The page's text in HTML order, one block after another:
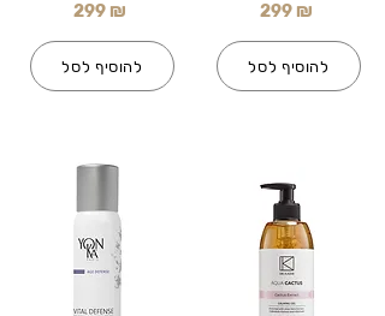
299 ₪
להוסיף לסל
299 ₪
להוסיף לסל